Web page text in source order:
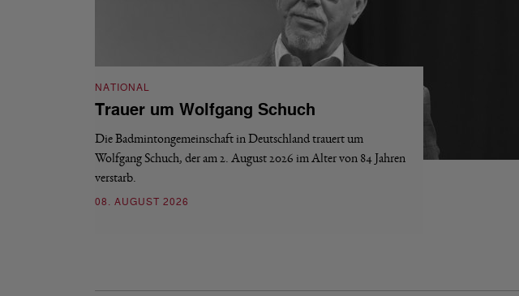
NATIONAL
Trauer um Wolfgang Schuch
Die Badmintongemeinschaft in Deutschland trauert um
Wolfgang Schuch, der am 2. August 2026 im Alter von 84 Jahren
verstarb.
08. AUGUST 2026